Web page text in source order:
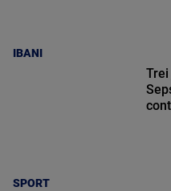
IBANI
SPORT
Trei